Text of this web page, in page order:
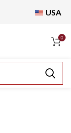
USA
0